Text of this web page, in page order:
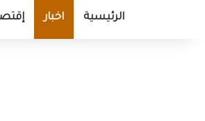
الرئيسية اخبار